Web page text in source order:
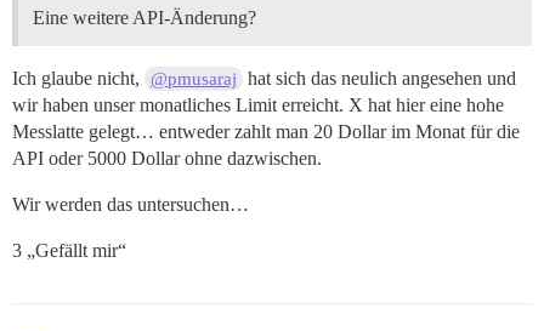
Eine weitere API-Änderung?
Ich glaube nicht, @pmusaraj
hat sich das neulich angesehen und
wir haben unser monatliches Limit erreicht. X hat hier eine hohe
Messlatte gelegt… entweder zahlt man 20 Dollar im Monat für die
API oder 5000 Dollar ohne dazwischen.
Wir werden das untersuchen…
3 „Gefällt mir“